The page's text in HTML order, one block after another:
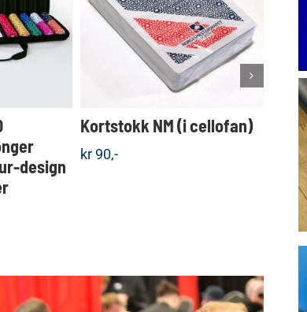
design
KJØPDette
produktet
har
flere
varianter.
Alternativene
på
produktsiden
Detaljer
Kortstokk NM (i cellofan)
kr90,-